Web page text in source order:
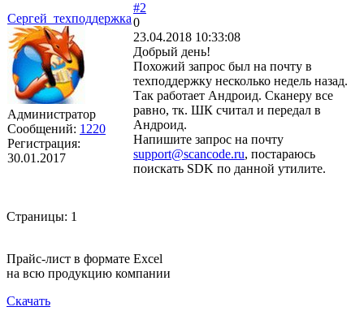
Сергей_техподдержка
Администратор
Сообщений: 1220
Регистрация:
30.01.2017
#2
0
23.04.2018 10:33:08
Добрый день!
Похожий запрос был на почту в
техподдержку несколько недель назад.
Так работает Андроид. Сканеру все
равно, тк. ШК считал и передал в
Андроид.
Напишите запрос на почту
support@scancode.ru, постараюсь
поискать SDK по данной утилите.
Страницы: 1
Прайс-лист в формате Excel
на всю продукцию компании
Скачать